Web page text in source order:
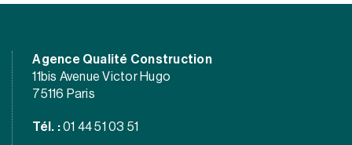
Agence Qualité Construction
11bis Avenue Victor Hugo
75116 Paris
Tél. : 01 44 51 03 51